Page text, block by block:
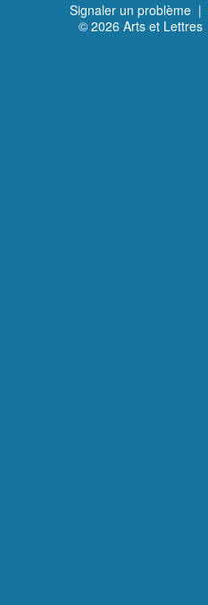
Signaler un problème |
© 2026 Arts et Lettres